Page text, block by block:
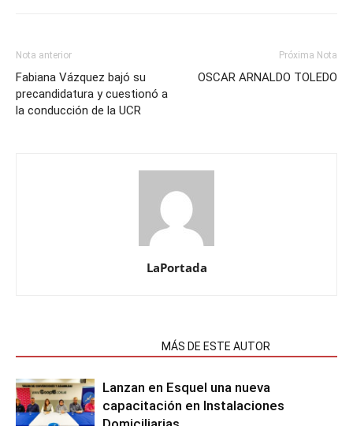
Nota anterior
Fabiana Vázquez bajó su
precandidatura y cuestionó a
la conducción de la UCR
Próxima Nota
OSCAR ARNALDO TOLEDO
LaPortada
MÁS DE ESTE AUTOR
Lanzan en Esquel una nueva
capacitación en Instalaciones